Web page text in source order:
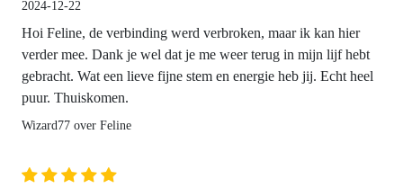
2024-12-22
Hoi Feline, de verbinding werd verbroken, maar ik kan hier
verder mee. Dank je wel dat je me weer terug in mijn lijf hebt
gebracht. Wat een lieve fijne stem en energie heb jij. Echt heel
puur. Thuiskomen.
Wizard77 over Feline